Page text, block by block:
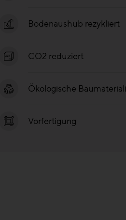
Bodenaushub rezykliert
CO2 reduziert
Ökologische
Vorfertigung